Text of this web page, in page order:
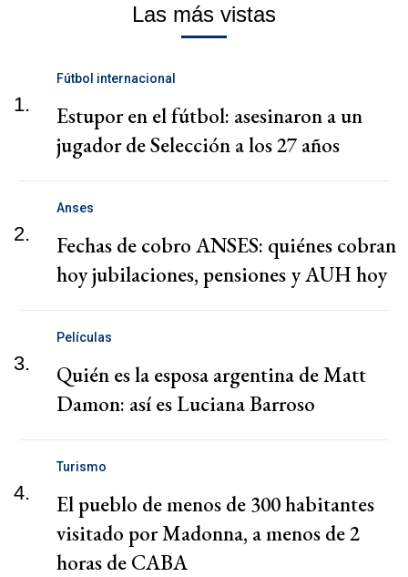
Las más vistas
1.
Fútbol internacional
Estupor en el fútbol: asesinaron a un
jugador de Selección a los 27 años
2.
Anses
Fechas de cobro ANSES: quiénes cobran
hoy jubilaciones, pensiones y AUH hoy
3.
Películas
Quién es la esposa argentina de Matt
Damon: así es Luciana Barroso
4.
Turismo
El pueblo de menos de 300 habitantes
visitado por Madonna, a menos de 2
horas de CABA